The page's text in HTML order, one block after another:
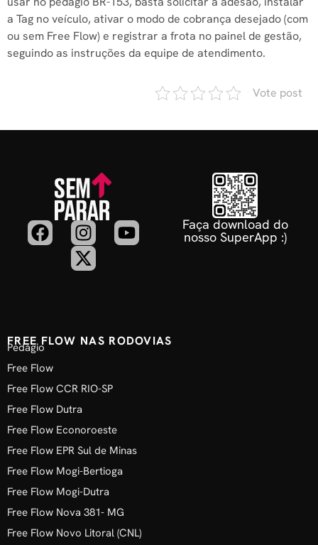
a Tag no veículo, ativar o modo de cobrança desejado (com
ou sem Free Flow) e registrar a frota no painel de gestão,
seguindo as instruções da equipe de atendimento.
Vote post
Faça download do
nosso SuperApp :)
FREE FLOW NAS RODOVIAS
Pedágio
Free Flow
Free Flow CCR RIO-SP
Free Flow Dutra
Free Flow Econoroeste
Free Flow EPR Sul de Minas
Free Flow Mogi-Bertioga
Free Flow Mogi-Dutra
Free Flow Nova 381- MG
Free Flow Novo Litoral (CNL)